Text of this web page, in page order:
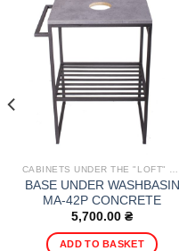
CABINETS UNDER THE "LOFT" WASHBASIN
BASE UNDER WASHBASIN
MA-42P CONCRETE
5,700.00 ₴
ADD TO BASKET